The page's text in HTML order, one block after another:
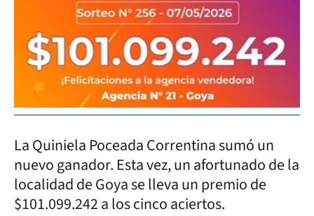
La Quiniela Poceada Correntina sumó un
nuevo ganador. Esta vez, un afortunado de la
localidad de Goya se lleva un premio de
$101.099.242 a los cinco aciertos.